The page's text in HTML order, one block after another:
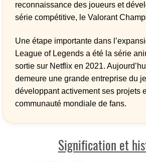
reconnaissance des joueurs et
série compétitive, le Valorant
Une étape importante dans
League of Legends a été la série
sortie sur Netflix en 2021.
demeure une grande entreprise du
développant activement ses projets
communauté mondiale de fans.
Signification et